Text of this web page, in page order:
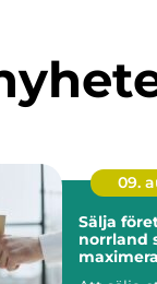
09.
Sälja
norrland så